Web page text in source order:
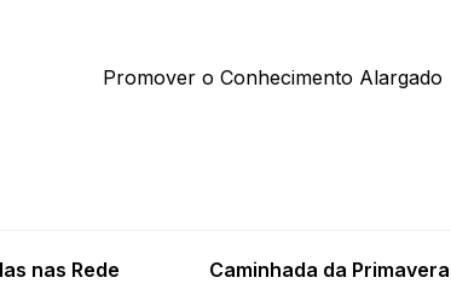
Promover o Conhecimento Alargado
nas Rede
Caminhada da Primavera